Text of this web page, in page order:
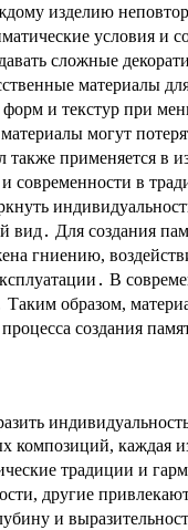
изделию
условия и
сложные
материалы
и текстур при
могут
также применяется в
современности в
вид․ Для создания
гниению,
В
образом,
создания
композиций, каждая
традиции и
другие
и